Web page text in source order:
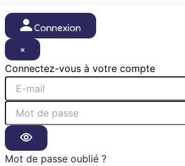
Connexion
×
Connectez-vous à votre compte
Mot de passe oublié ?